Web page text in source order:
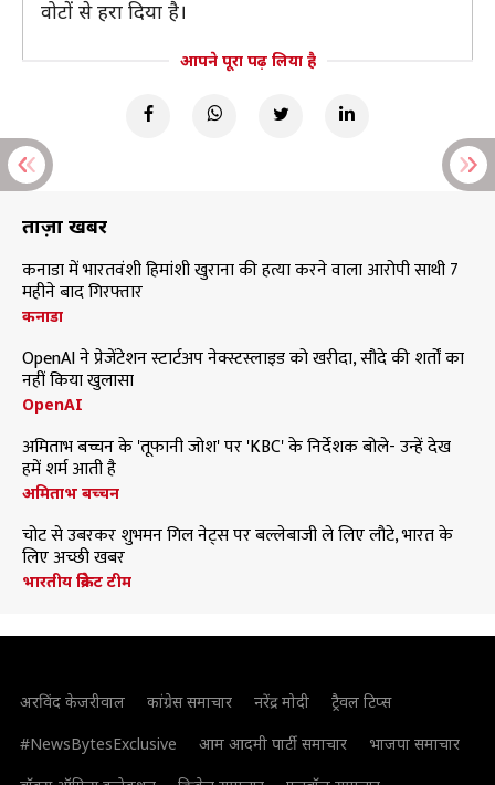
वोटों से हरा दिया है।
आपने पूरा पढ़ लिया है
ताज़ा खबरें
कनाडा में भारतवंशी हिमांशी खुराना की हत्या करने वाला आरोपी साथी 7
महीने बाद गिरफ्तार
कनाडा
OpenAI ने प्रेजेंटेशन स्टार्टअप नेक्स्टस्लाइड को खरीदा, सौदे की शर्तों का
नहीं किया खुलासा
OpenAI
अमिताभ बच्चन के 'तूफानी जोश' पर 'KBC' के निर्देशक बोले- उन्हें देख
हमें शर्म आती है
अमिताभ बच्चन
चोट से उबरकर शुभमन गिल नेट्स पर बल्लेबाजी ले लिए लौटे, भारत के
लिए अच्छी खबर
भारतीय क्रिकेट टीम
अरविंद केजरीवाल कांग्रेस समाचार नरेंद्र मोदी
ट्रैवल टिप्स
#NewsBytesExclusive
आम आदमी पार्टी समाचार
भाजपा समाचार